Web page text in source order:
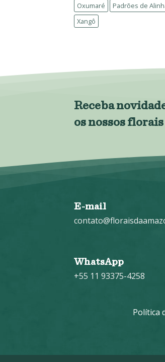
Oxumaré
Padrões de
Xangô
Receba
os nossos
E-mail
WhatsApp
+55 11 93375-4258
Política